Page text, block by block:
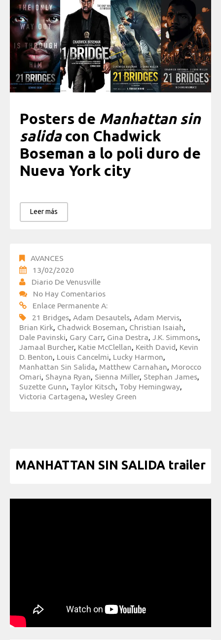
Posters de Manhattan sin
salida con Chadwick
Boseman a lo poli duro de
Nueva York city
Leer más
AVANCES
13/02/2020
Diario De Venusville
No Hay Comentarios
Enlace Permanente A:
21 Bridges Adam Desautels Adam Mervis
Brian Kirk Chadwick Boseman Christian Isaiah
Dale Pavinski Gary Carr, Gina Destra J.K. Simmons
Jamaal Burcher, Katie McClellan Keith David Kevin
D. Benton Louis Cancelmi Lucky Harmon
Manhattan Sin Salida Matthew Carnahan Morocco
Omari Shayna Ryan Sienna Miller, Stephan James
Suzette Gunn Taylor Kitsch Toby Hemingway
Victoria Cartagena Wesley Green
MANHATTAN SIN SALIDA trailer